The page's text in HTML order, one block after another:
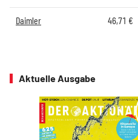
Daimler 46,71 €
Aktuelle Ausgabe